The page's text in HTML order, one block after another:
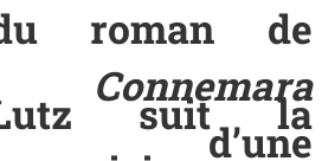
roman de
Connemara
suit la
d’une